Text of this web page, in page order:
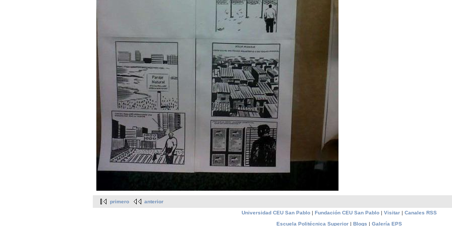
primero
anterior
Universidad CEU San Pablo| Fundación CEU San Pablo| Visitar| Canales RSS
Escuela Politécnica Superior| Blogs | Galería EPS